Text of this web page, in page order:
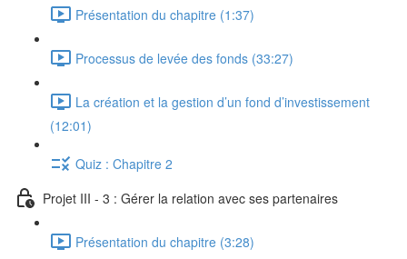
Présentation du chapitre (1:37)
Processus de levée des fonds (33:27)
La création et la gestion d’un fond d’investissement
(12:01)
Quiz : Chapitre 2
Projet III - 3 : Gérer la relation avec ses partenaires
Présentation du chapitre (3:28)